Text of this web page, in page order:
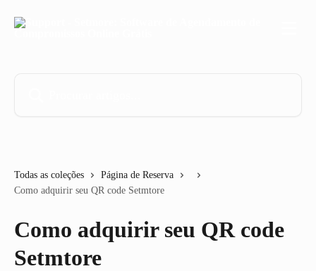
Todas as coleções
Página de Reserva
Como adquirir seu QR code Setmtore
Como adquirir seu QR code
Setmtore